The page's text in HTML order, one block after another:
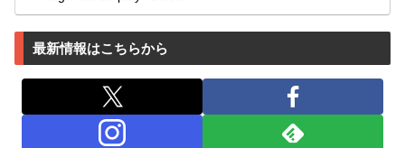
最新情報はこちらから